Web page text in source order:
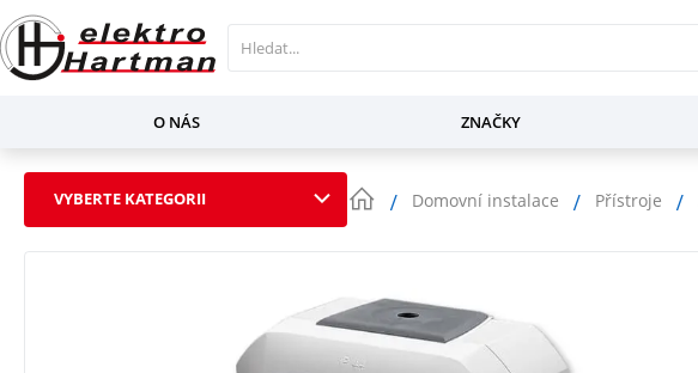
O NÁS ZNAČKY
VYBERTE KATEGORII Domovní instalace Přístroje